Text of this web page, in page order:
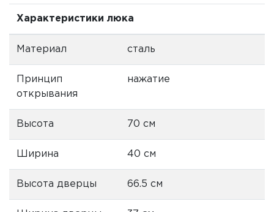
Характеристики люка
Материал сталь
Принцип
открывания
нажатие
Высота 70 см
Ширина 40 см
Высота дверцы 66.5 см